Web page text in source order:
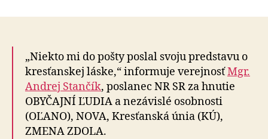
ateistovi
„Niekto mi do pošty poslal svoju predstavu o
kresťanskej láske,“ informuje verejnosťMgr.
Andrej Stančík, poslanec NR SR za hnutie
OBYČAJNÍ ĽUDIA a nezávislé osobnosti
(OĽANO), NOVA, Kresťanská únia (KÚ),
ZMENA ZDOLA.